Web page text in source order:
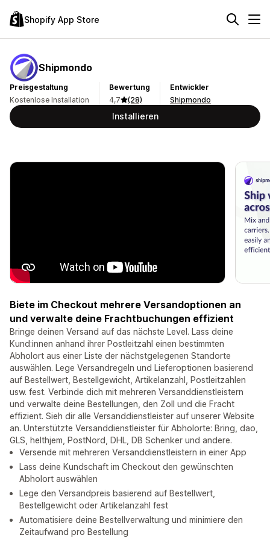
Shopify App Store
Shipmondo
Preisgestaltung
Kostenlose Installation
Bewertung
4,7
(28)
Entwickler
Shipmondo
Installieren
Biete im Checkout mehrere Versandoptionen an
und verwalte deine Frachtbuchungen effizient
Bringe deinen Versand auf das nächste Level. Lass deine
Kund:innen anhand ihrer Postleitzahl einen bestimmten
Abholort aus einer Liste der nächstgelegenen Standorte
auswählen. Lege Versandregeln und Lieferoptionen basierend
auf Bestellwert, Bestellgewicht, Artikelanzahl, Postleitzahlen
usw. fest. Verbinde dich mit mehreren Versanddienstleistern
und verwalte deine Bestellungen, den Zoll und die Fracht
effizient. Sieh dir alle Versanddienstleister auf unserer Website
an. Unterstützte Versanddienstleister für Abholorte: Bring, dao,
GLS, helthjem, PostNord, DHL, DB Schenker und andere.
Versende mit mehreren Versanddienstleistern in einer App
Lass deine Kundschaft im Checkout den gewünschten
Abholort auswählen
Lege den Versandpreis basierend auf Bestellwert,
Bestellgewicht oder Artikelanzahl fest
Automatisiere deine Bestellverwaltung und minimiere den
Zeitaufwand pro Bestellung